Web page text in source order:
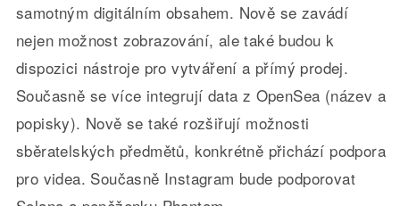
samotným digitálním obsahem. Nově se zavádí
nejen možnost zobrazování, ale také budou k
dispozici nástroje pro vytváření a přímý prodej.
Současně se více integrují data z OpenSea (název a
popisky). Nově se také rozšiřují možnosti
sběratelských předmětů, konkrétně přichází podpora
pro videa. Současně Instagram bude podporovat